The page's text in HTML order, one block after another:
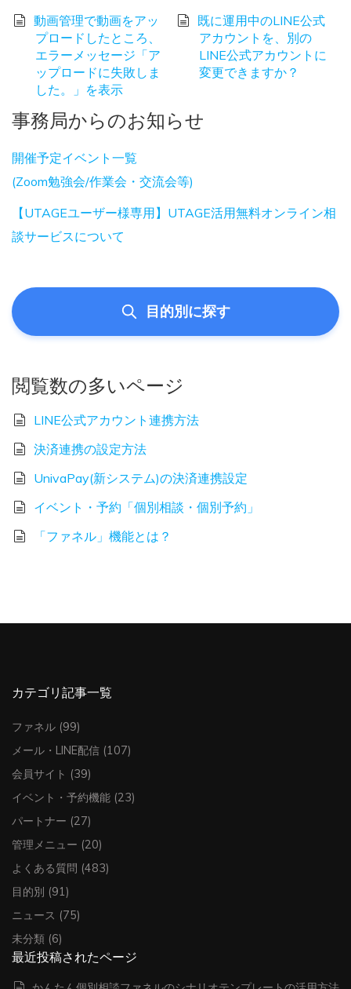
動画管理で動画をアッ
プロードしたところ、
エラーメッセージ「ア
ップロードに失敗しま
した。」を表示
既に運用中のLINE公式
アカウントを、別の
LINE公式アカウントに
変更できますか？
事務局からのお知らせ
開催予定イベント一覧
(Zoom勉強会/作業会・交流会等)
【UTAGEユーザー様専用】UTAGE活用無料オンライン相
談サービスについて
目的別に探す
閲覧数の多いページ
LINE公式アカウント連携方法
決済連携の設定方法
UnivaPay(新システム)の決済連携設定
イベント・予約「個別相談・個別予約」
「ファネル」機能とは？
カテゴリ記事一覧
ファネル (99)
メール・LINE配信 (107)
会員サイト (39)
イベント・予約機能 (23)
パートナー (27)
管理メニュー (20)
よくある質問 (483)
目的別 (91)
ニュース (75)
未分類 (6)
最近投稿されたページ